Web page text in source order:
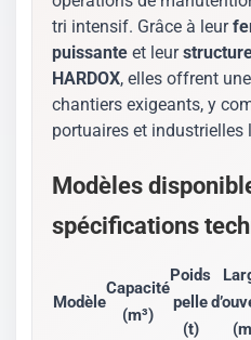
tri intensif. Grâce à leur
puissante et leur
HARDOX, elles offrent
chantiers exigeants, y
portuaires et industrielles
Modèles
spécifications
Modèle
Capacité
(m³)
Poids
pelle
(t)